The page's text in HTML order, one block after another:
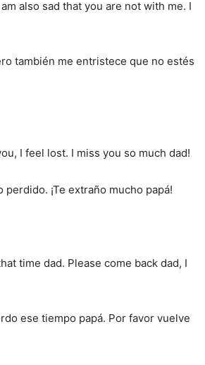
also sad that you are not with me. I
también me entristece que no estés
I feel lost. I miss you so much dad!
¡Te extraño mucho papá!
time dad. Please come back dad, I
ese tiempo papá. Por favor vuelve